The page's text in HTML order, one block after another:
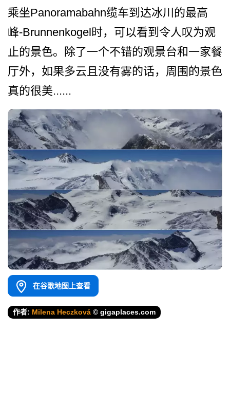
乘坐Panoramabah­n缆车到达冰川的最高
峰-Brunnenkogel时，可以看到令人叹­为观
止的景色。除了一个不错的观景台和一家餐
厅外，­如果多云且没有雾的话，周围的景色
真的很美­......
在谷歌地图上查看
作者: Milena Heczková © gigaplaces.com